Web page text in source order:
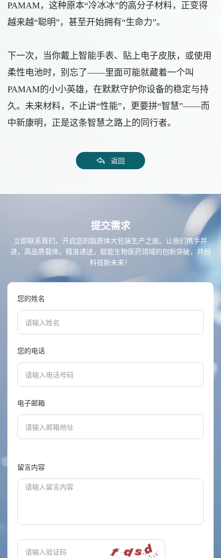
PAMAM，这种原本“冷冰冰”的高分子材料，正变得
越来越“聪明”，甚至开始拥有“生命力”。
下一次，当你戴上智能手表、贴上电子皮肤，或使用
柔性电池时，别忘了——里面可能就藏着一个叫
PAMAM的小小英雄，在默默守护你设备的稳定与持
久。未来材料，不止讲“性能”，更要拼“智慧”——而
中新康明，正是这条智慧之路上的同行者。
返回
提交需求
立即联系我们，开启您的脂质体大包装生产之旅。让我们携手并
进，高品质载体，精准递送，赋能生物医药领域的创新突破，共创
科技新未来！
您的姓名
您的电话
电子邮箱
留言内容